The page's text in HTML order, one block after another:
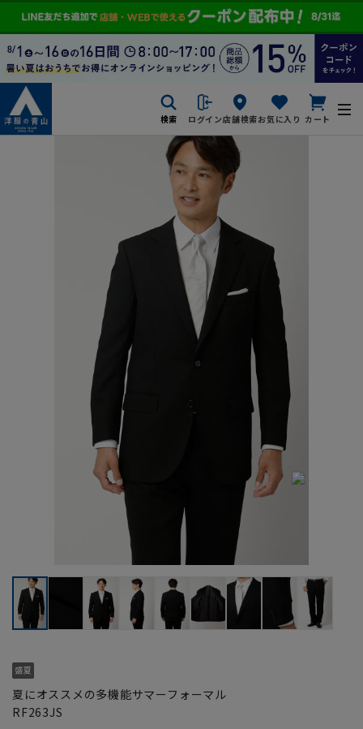
検索 ログイン店舗検索お気に入り カート
夏にオススメの多機能サマーフォーマル
RF263JS